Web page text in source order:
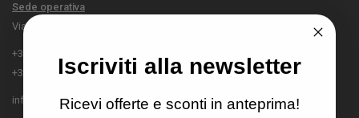
Sede operativa
Via Leonardo Sciascia 4 Perugia 06134
+39 075 969 6168
+39 392 214 5117
info@fitness-discount.it
Iscriviti alla newsletter
Ricevi offerte e sconti in anteprima!